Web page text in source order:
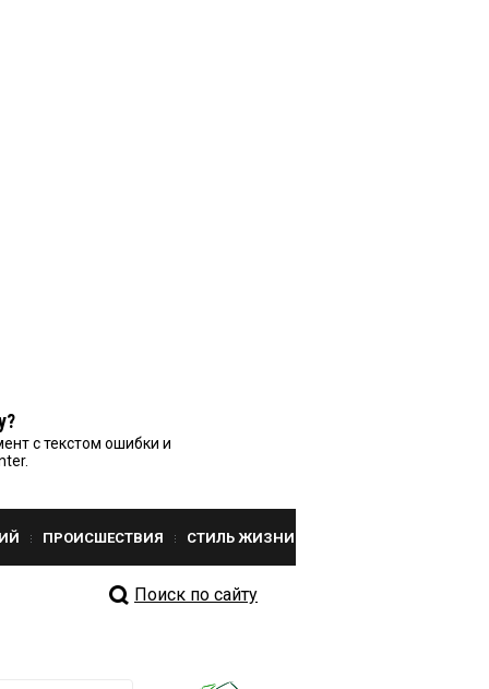
с текстом ошибки и
ПРОИСШЕСТВИЯ СТИЛЬ ЖИЗНИ
Поиск по сайту